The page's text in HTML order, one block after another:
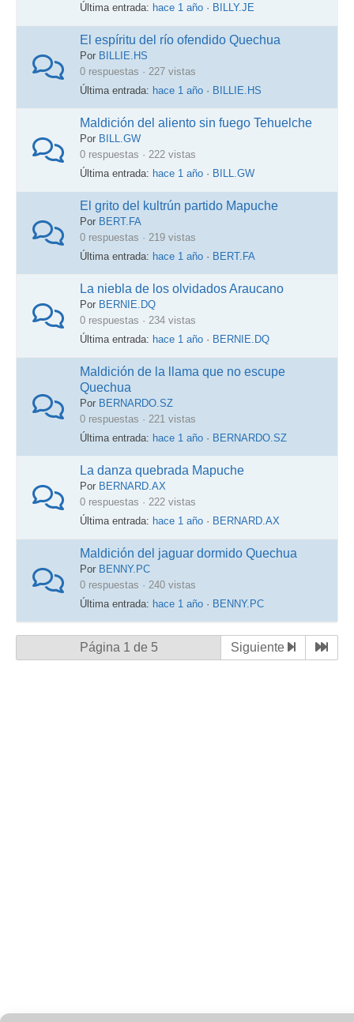
Última entrada: hace 1 año · BILLY.JE
El espíritu del río ofendido Quechua
Por BILLIE.HS
0 respuestas · 227 vistas
Última entrada: hace 1 año · BILLIE.HS
Maldición del aliento sin fuego Tehuelche
Por BILL.GW
0 respuestas · 222 vistas
Última entrada: hace 1 año · BILL.GW
El grito del kultrún partido Mapuche
Por BERT.FA
0 respuestas · 219 vistas
Última entrada: hace 1 año · BERT.FA
La niebla de los olvidados Araucano
Por BERNIE.DQ
0 respuestas · 234 vistas
Última entrada: hace 1 año · BERNIE.DQ
Maldición de la llama que no escupe
Quechua
Por BERNARDO.SZ
0 respuestas · 221 vistas
Última entrada: hace 1 año · BERNARDO.SZ
La danza quebrada Mapuche
Por BERNARD.AX
0 respuestas · 222 vistas
Última entrada: hace 1 año · BERNARD.AX
Maldición del jaguar dormido Quechua
Por BENNY.PC
0 respuestas · 240 vistas
Última entrada: hace 1 año · BENNY.PC
Página 1 de 5 Siguiente